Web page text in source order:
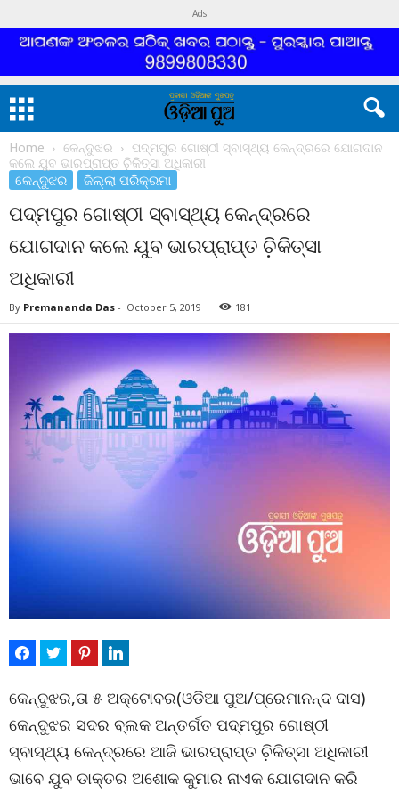
Ads
Home କେନ୍ଦୁଝର
ପଦ୍ମପୁର ଗୋଷ୍ଠୀ ସ୍ବାସ୍ଥ୍ୟ କେନ୍ଦ୍ରରେ ଯୋଗଦାନ
କଲେ ଯୁବ ଭାରପ୍ରାପ୍ତ ଚ଼ିକିତ୍ସା ଅଧିକାରୀ
କେନ୍ଦୁଝର ଜିଲ୍ଲା ପରିକ୍ରମା
ପଦ୍ମପୁର ଗୋଷ୍ଠୀ ସ୍ବାସ୍ଥ୍ୟ କେନ୍ଦ୍ରରେ
ଯୋଗଦାନ କଲେ ଯୁବ ଭାରପ୍ରାପ୍ତ ଚ଼ିକିତ୍ସା
ଅଧିକାରୀ
By Premananda Das - October 5, 2019 181
କେନ୍ଦୁଝର,ତା ୫ ଅକ୍ଟୋବର(ଓଡିଆ ପୁଅ/ପ୍ରେମାନନ୍ଦ ଦାସ)
କେନ୍ଦୁଝର ସଦର ବ୍ଲକ ଅନ୍ତର୍ଗତ ପଦ୍ମପୁର ଗୋଷ୍ଠୀ
ସ୍ବାସ୍ଥ୍ୟ କେନ୍ଦ୍ରରେ ଆଜି ଭାରପ୍ରାପ୍ତ ଚ଼ିକିତ୍ସା ଅଧିକାରୀ
ଭାବେ ଯୁବ ଡାକ୍ତର ଅଶୋକ କୁମାର ନାଏକ ଯୋଗଦାନ କରି